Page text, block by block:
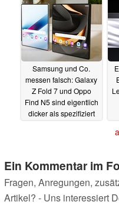
16.05.2025
Samsung und Co.
messen falsch: Galaxy
Z Fold 7 und Oppo
Find N5 sind eigentlich
dicker als spezifiziert
Ein Kommentar im
Fragen, Anregungen,
Artikel? - Uns interessiert